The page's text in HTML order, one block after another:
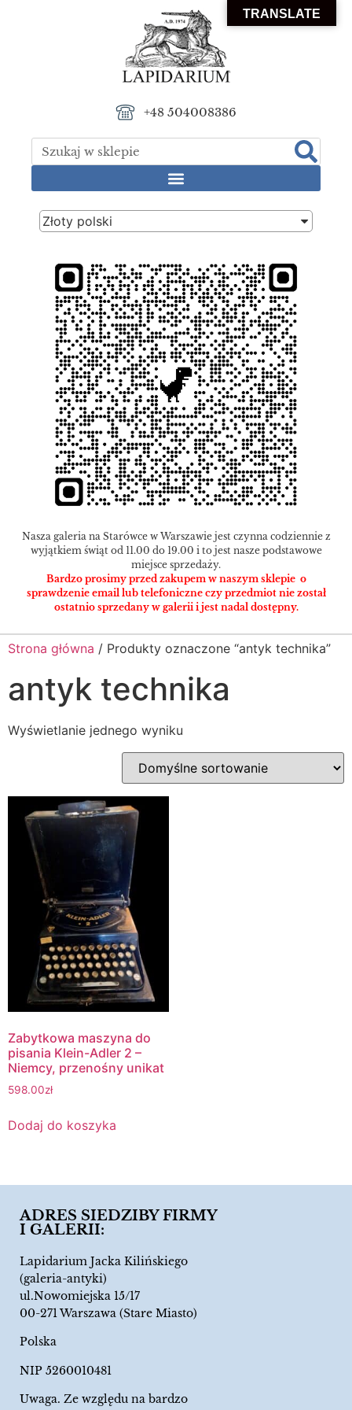
+48 504008386
Złoty polski
Nasza galeria na Starówce w Warszawie jest czynna codziennie z
wyjątkiem świąt od 11.00 do 19.00 i to jest nasze podstawowe
miejsce sprzedaży.
Bardzo prosimy przed zakupem w naszym sklepie o
sprawdzenie email lub telefoniczne czy przedmiot nie został
ostatnio sprzedany w galerii i jest nadal dostępny.
Strona główna / Produkty oznaczone “antyk technika”
antyk technika
Wyświetlanie jednego wyniku
Zabytkowa maszyna do
pisania Klein-Adler 2 –
Niemcy, przenośny unikat
598.00zł
Dodaj do koszyka
ADRES SIEDZIBY FIRMY
I GALERII:
Lapidarium Jacka Kilińskiego
(galeria-antyki)
ul.Nowomiejska 15/17
00-271 Warszawa (Stare Miasto)
Polska
NIP 5260010481
Uwaga. Ze względu na bardzo
TRANSLATE